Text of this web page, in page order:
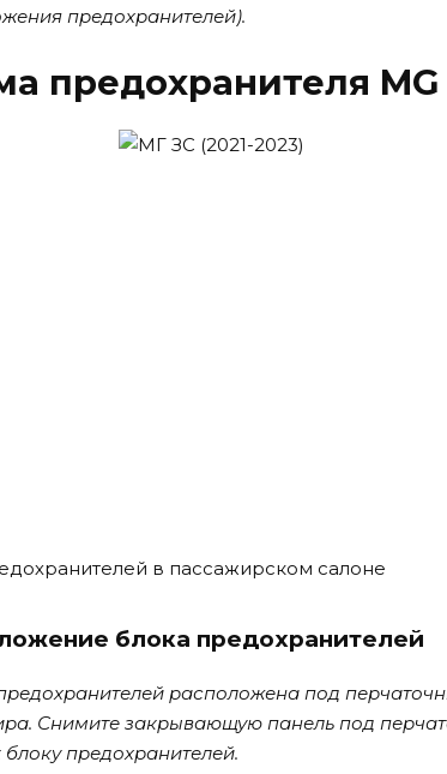
предохранителей).
предохранителя MG
в пассажирском салоне
блока предохранителей
расположена под
Снимите закрывающую панель под
блоку предохранителей.